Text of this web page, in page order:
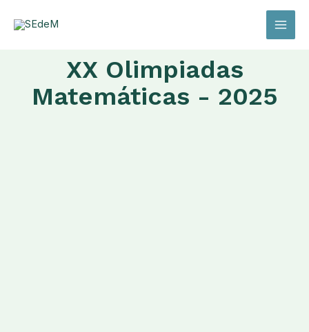
Main
Menu
XX Olimpiadas
Matemáticas - 2025